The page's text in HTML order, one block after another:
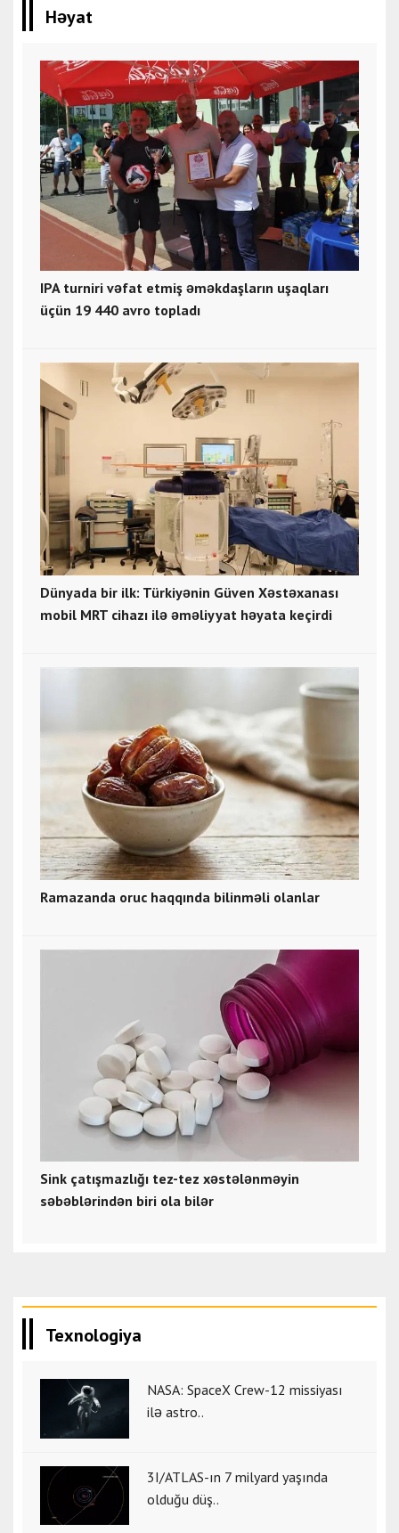
Həyat
IPA turniri vəfat etmiş əməkdaşların uşaqları
üçün 19 440 avro topladı
Dünyada bir ilk: Türkiyənin Güven Xəstəxanası
mobil MRT cihazı ilə əməliyyat həyata keçirdi
Ramazanda oruc haqqında bilinməli olanlar
Sink çatışmazlığı tez-tez xəstələnməyin
səbəblərindən biri ola bilər
Texnologiya
NASA: SpaceX Crew-12 missiyası
ilə astro..
3I/ATLAS-ın 7 milyard yaşında
olduğu düş..